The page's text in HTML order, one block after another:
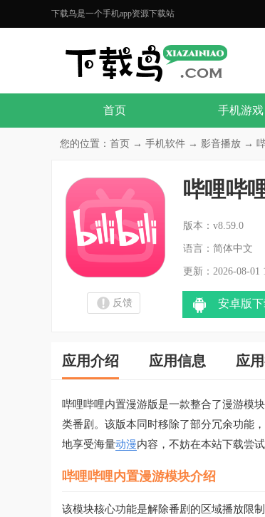
下载鸟是一个手机app资源下载站
首页 手机游戏
您的位置： 首页 → 手机软件 → 影音播放 →
哔哩哔
版本：v8.59.0
语言：简体中文
更新：2026-08-01
反馈 安卓版下
应用介绍 应用信息 应
哔哩哔哩内置漫游版是一款整合了漫游模
类番剧。该版本同时移除了部分冗余功能
地享受海量动漫内容，不妨在本站下载尝试
哔哩哔哩内置漫游模块介绍
该模块核心功能是解除番剧的区域播放限